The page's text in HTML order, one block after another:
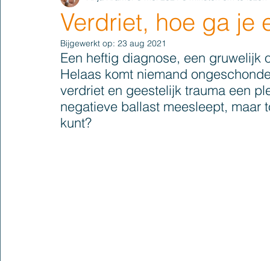
Verdriet, hoe ga je
Bijgewerkt op: 23 aug 2021
Een heftig diagnose, een
Helaas komt niemand
verdriet en geestelijk trauma een
negatieve ballast meesleept,
kunt?